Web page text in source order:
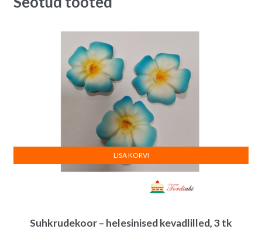
Suhkrudekoor – helesinised kevadlilled, 3 tk
LISA KORVI